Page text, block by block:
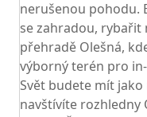
nerušenou pohodu.
se zahradou, rybařit
přehradě Olešná,
výborný terén pro
Svět budete mít jako
navštívíte rozhledny